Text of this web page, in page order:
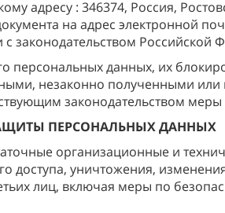
адресу : 346374, Россия,
на адрес электронной
законодательством Российской
персональных данных, их
незаконно полученными
законодательством
ПЕРСОНАЛЬНЫХ ДАННЫХ
организационные и
доступа, уничтожения,
лиц, включая меры по